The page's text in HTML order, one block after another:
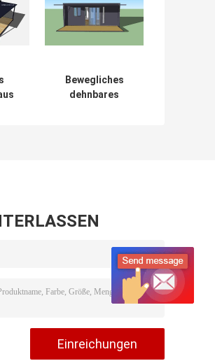
Bewegliches
dehnbares